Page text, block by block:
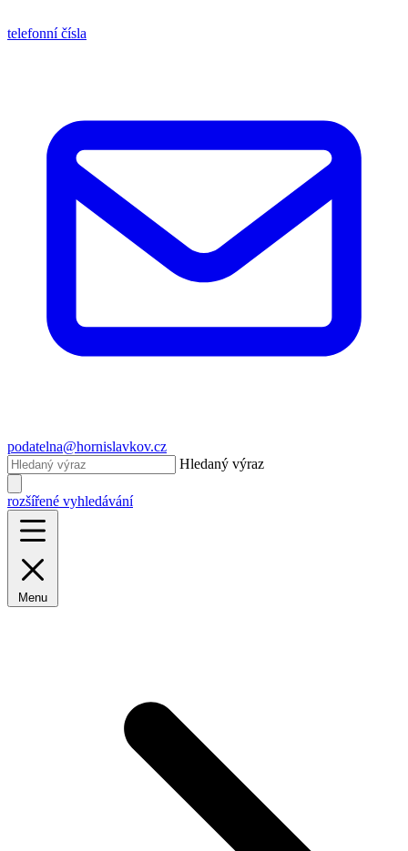
telefonní čísla
podatelna@hornislavkov.cz
Hledaný výraz
rozšířené vyhledávání
Menu